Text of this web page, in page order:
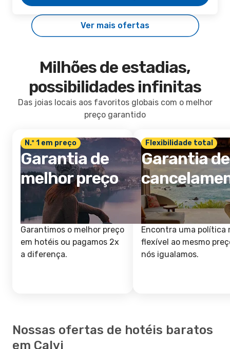
Ver mais ofertas
Milhões de estadias,
possibilidades infinitas
Das joias locais aos favoritos globais com o melhor
preço garantido
N.º 1 em preço
Garantia de
melhor preço
Garantimos o melhor preço
em hotéis ou pagamos 2x
a diferença.
Flexibilidade total
Garantia de
Encontra uma política
flexível ao mesmo
nós igualamos.
Nossas ofertas de hotéis baratos
em Calvi